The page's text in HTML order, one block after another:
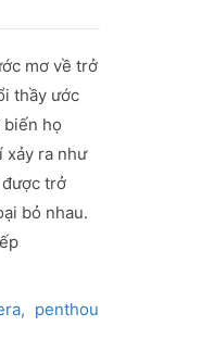
mơ về trở
thầy ước
biến họ
xảy ra như
trở
bỏ nhau.
penthouses